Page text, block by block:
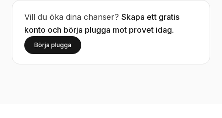
Vill du öka dina chanser? Skapa ett gratis
konto och börja plugga mot provet idag.
Börja plugga